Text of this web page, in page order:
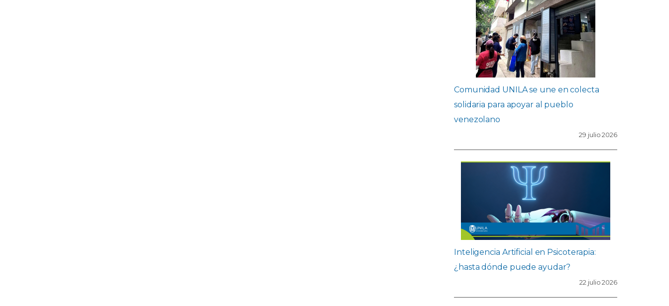
Comunidad UNILA se une en colecta
solidaria para apoyar al pueblo
venezolano
29 julio 2026
Inteligencia Artificial en Psicoterapia:
¿hasta dónde puede ayudar?
22 julio 2026